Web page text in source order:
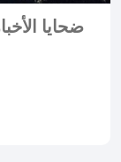
ضحايا